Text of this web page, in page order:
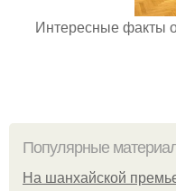
Интересные факты
Популярные
На шанхайской